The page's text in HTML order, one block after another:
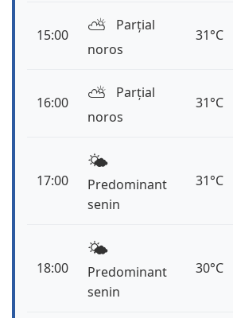
15:00 ⛅️
Parțial
noros
31°C
16:00 ⛅️
Parțial
noros
31°C
17:00
🌤️
Predominant
senin
31°C
18:00
🌤️
Predominant
senin
30°C